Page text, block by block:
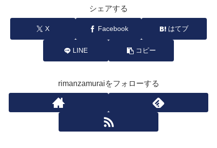
シェアする
X Facebook はてブ
LINE コピー
rimanzamuraiをフォローする